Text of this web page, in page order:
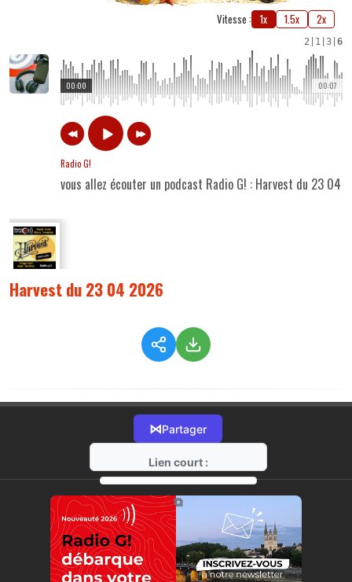
Vitesse : 1x 1.5x 2x
2 1 3 6
00:07
00:00
Radio G!
vous allez écouter un podcast Radio G! : Harvest du 23 04
Harvest du 23 04 2026
⋈Partager
Lien court :
https://radio-g.fr?21798
⧉